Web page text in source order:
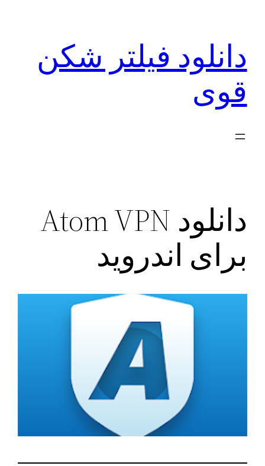
دانلود فیلتر شکن
قوی
دانلود Atom VPN
برای اندروید